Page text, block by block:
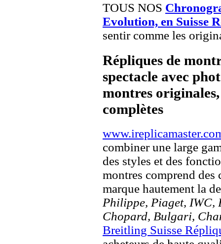
TOUS NOS
Evolution, en Suisse
sentir comme les
Répliques de
spectacle avec
montres
complètes
combiner une large
des styles et des
montres comprend des
marque hautement la
Philippe, Piaget, IWC,
Chopard, Bulgari,
Breitling Suisse